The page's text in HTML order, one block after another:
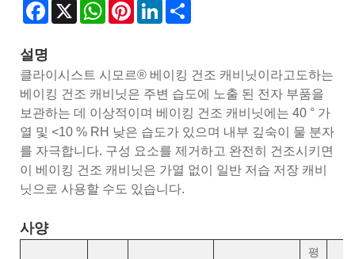
Facebook
X WhatsAppPinterestLinkedIn
설명
클라이시스트 시모르® 베이킹 건조 캐비닛이라고도하는
베이킹 건조 캐비닛은 주변 습도에 노출 된 전자 부품을
보관하는 데 이상적이며 베이킹 건조 캐비닛에는 40 ° 가
열 및 <10 % RH 낮은 습도가 있으며 내부 깊숙이 물 분자
를 자극합니다. 구성 요소를 제거하고 완전히 건조시키면
이 베이킹 건조 캐비닛은 가열 없이 일반 저습 저장 캐비
닛으로 사용할 수도 있습니다.
사양
평